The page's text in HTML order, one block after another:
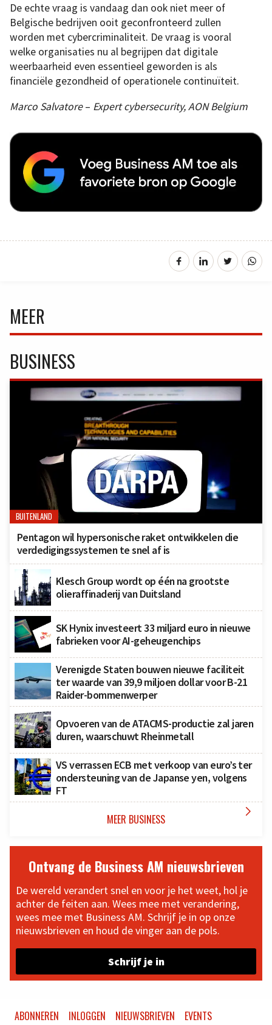
De echte vraag is vandaag dan ook niet meer of
Belgische bedrijven ooit geconfronteerd zullen
worden met cybercriminaliteit. De vraag is vooral
welke organisaties nu al begrijpen dat digitale
weerbaarheid even essentieel geworden is als
financiële gezondheid of operationele continuïteit.
Marco Salvatore– Expert cybersecurity, AON Belgium
MEER
BUSINESS
BUITENLAND
Pentagon wil hypersonische raket ontwikkelen die
verdedigingssystemen te snel af is
Klesch Group wordt op één na grootste
olieraffinaderij van Duitsland
SK Hynix investeert 33 miljard euro in nieuwe
fabrieken voor AI-geheugenchips
Verenigde Staten bouwen nieuwe faciliteit
ter waarde van 39,9 miljoen dollar voor B-21
Raider-bommenwerper
Opvoeren van de ATACMS-productie zal jaren
duren, waarschuwt Rheinmetall
VS verrassen ECB met verkoop van euro’s ter
ondersteuning van de Japanse yen, volgens
FT
MEER BUSINESS 
Ontvang de Business AM nieuwsbrieven
De wereld verandert snel en voor je het weet, hol je
achter de feiten aan. Wees mee met verandering,
wees mee met Business AM. Schrijf je in op onze
nieuwsbrieven en houd de vinger aan de pols.
Schrijf je in
ABONNEREN INLOGGEN NIEUWSBRIEVEN
EVENTS